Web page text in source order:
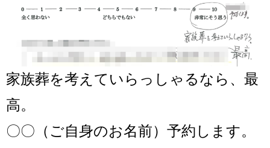
家族葬を考えていらっしゃるなら、最
高。
〇〇（ご自身のお名前）予約します。